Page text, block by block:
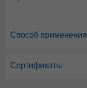
Способ применения
Сертификаты